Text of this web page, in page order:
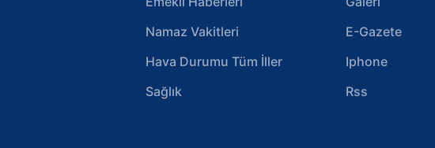
Namaz Vakitleri
Hava Durumu Tüm İller
Sağlık
E-Gazete
Iphone
Rss